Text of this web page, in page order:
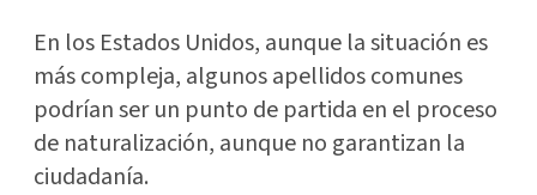
En los Estados Unidos, aunque la situación es
más compleja, algunos apellidos comunes
podrían ser un punto de partida en el proceso
de naturalización, aunque no garantizan la
ciudadanía.